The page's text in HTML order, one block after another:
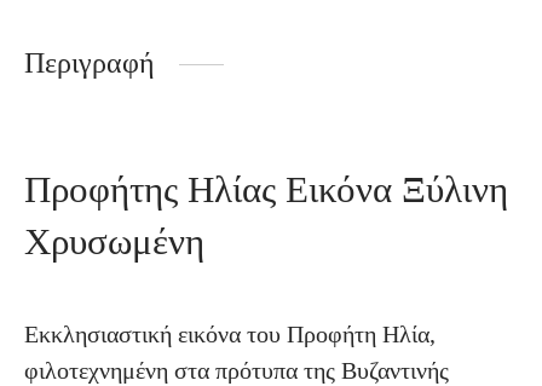
Περιγραφή
Προφήτης Ηλίας Εικόνα Ξύλινη
Χρυσωμένη
Εκκλησιαστική εικόνα του Προφήτη Ηλία,
φιλοτεχνημένη στα πρότυπα της Βυζαντινής